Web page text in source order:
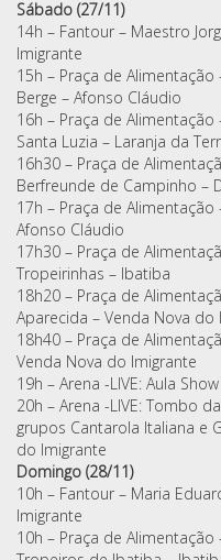
Sábado (27/11)
14h – Fantour – Maestro
Imigrante
15h – Praça de
Berge – Afonso Cláudio
16h – Praça de
Santa Luzia – Laranja da
16h30 – Praça de
Berfreunde de Campinho –
17h – Praça de
Afonso Cláudio
17h30 – Praça de
Tropeirinhas – Ibatiba
18h20 – Praça de
Aparecida – Venda Nova do
18h40 – Praça de
Venda Nova do Imigrante
19h – Arena -LIVE: Aula
20h – Arena -LIVE: Tombo
grupos Cantarola Italiana e
do Imigrante
Domingo (28/11)
10h – Fantour – Maria
Imigrante
10h – Praça de